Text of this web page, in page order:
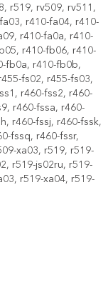
r519, rv509, rv511,
r410-fa04, r410-
r410-fa0a, r410-
r410-fb06, r410-
fb0a, r410-fb0b,
fs02, r455-fs03,
r460-fss2, r460-
r460-fssa, r460-
r460-fssj, r460-fssk,
fssq, r460-fssr,
xa03, r519, r519-
r519-js02ru, r519-
r519-xa04, r519-